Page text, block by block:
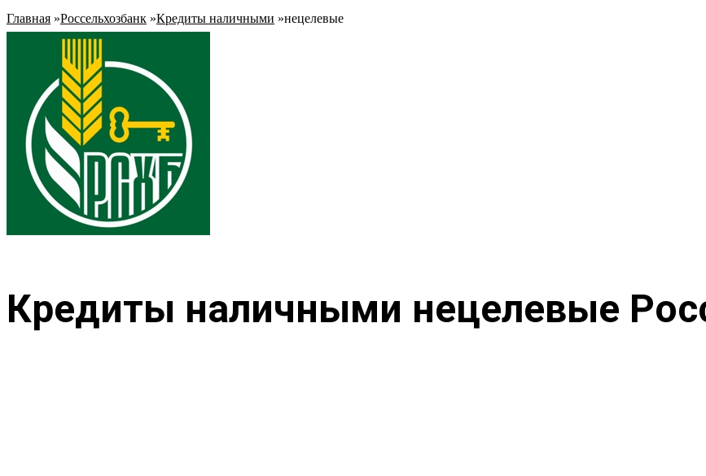
Главная »Россельхозбанк »Кредиты наличными »нецелевые
Кредиты наличными нецелевые